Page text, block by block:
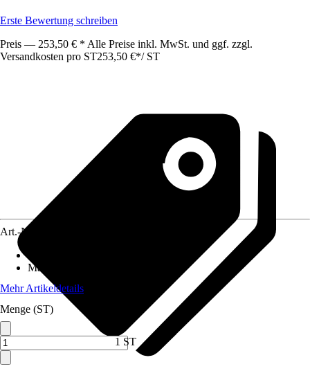
Erste Bewertung schreiben
Preis — 253,50 € * Alle Preise inkl. MwSt. und ggf. zzgl.
Versandkosten pro ST253,50 €*/ ST
Art.-Nr.
Max. Fräskorbhub
Mehr Artikeldetails
Menge (ST)
1 ST